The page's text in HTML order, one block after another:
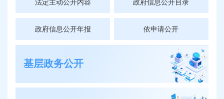
政府信息公开年报 依申请公开
基层政务公开